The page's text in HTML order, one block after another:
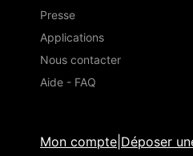
Presse
Applications
Nous contacter
Aide - FAQ
Mon compte Déposer